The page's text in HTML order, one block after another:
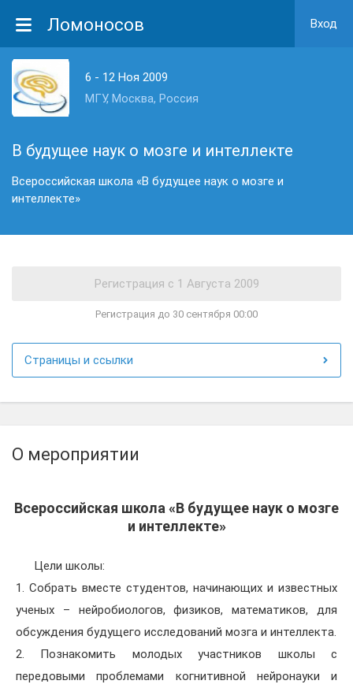
Ломоносов Вход
6 - 12 Ноя 2009
МГУ, Москва, Россия
В будущее наук о мозге и интеллекте
Всероссийская школа «В будущее наук о мозге и
интеллекте»
Регистрация до 30 сентября 00:00
Страницы и ссылки
О мероприятии
Всероссийская школа «В будущее наук о мозге
и интеллекте»
Цели школы:
1. Собрать вместе студентов, начинающих и известных
ученых – нейробиологов, физиков, математиков, для
обсуждения будущего исследований мозга и интеллекта.
2. Познакомить молодых участников школы с
передовыми проблемами когнитивной нейронауки и